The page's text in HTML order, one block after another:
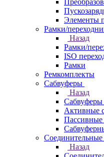
Элементы
Рамки/
Назад
Рамки/
ISO
Рамки
Ремкомплекты
Сабвуферы
Назад
Сабвуферы
Активные
Пассивные
Назад